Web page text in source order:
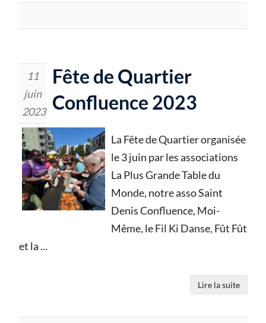
11
juin
2023
Fête de Quartier
Confluence 2023
La Fête de Quartier organisée
le 3 juin par les associations
La Plus Grande Table du
Monde, notre asso Saint
Denis Confluence, Moi-
Même, le Fil Ki Danse, Fût Fût
et la ...
Lire la suite